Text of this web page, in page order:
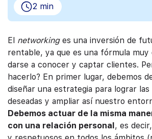
2 min
El networkinges una inversión de
rentable, ya que es una fórmula
darse a conocer y captar clientes.
hacerlo? En primer lugar, debemos
diseñar una estrategia para lograr
deseadas y ampliar así nuestro
Debemos actuar de la misma
con una relación personal, es